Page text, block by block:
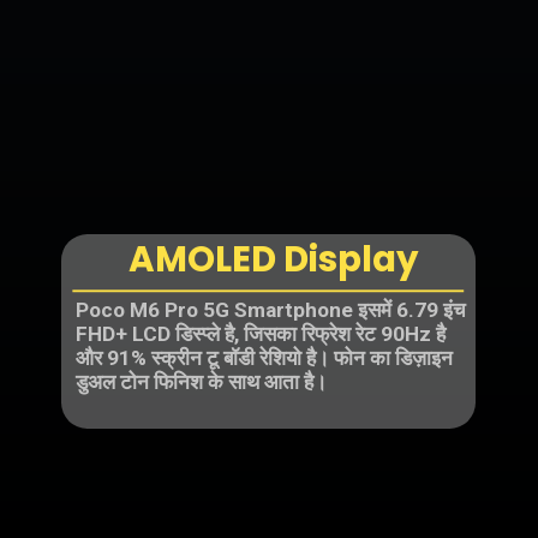
AMOLED Display
Poco M6 Pro 5G Smartphone इसमें 6.79 इंच
FHD+ LCD डिस्प्ले है, जिसका रिफ्रेश रेट 90Hz है
और 91% स्क्रीन टू बॉडी रेशियो है। फोन का डिज़ाइन
डुअल टोन फिनिश के साथ आता है।